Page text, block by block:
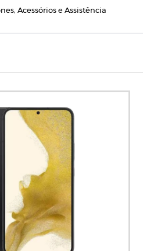
Acessórios e Assistência